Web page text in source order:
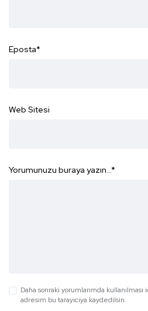
Eposta*
Web Sitesi
Yorumunuzu buraya yazın...*
Daha sonraki yorumlarımda
adresim bu tarayıcıya kaydedilsin.